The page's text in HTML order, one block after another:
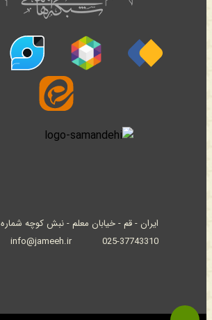
ایران - قم - خیابان معلم - نبش کوچه شماره 12
025-37743310
info@jameeh.ir